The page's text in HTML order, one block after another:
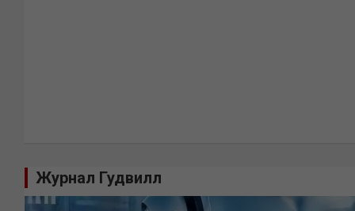
Журнал Гудвилл